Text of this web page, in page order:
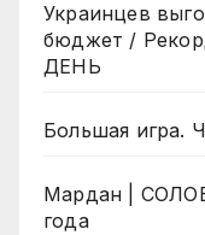
Украинцев
бюджет /
ДЕНЬ
Большая игра.
Мардан |
года